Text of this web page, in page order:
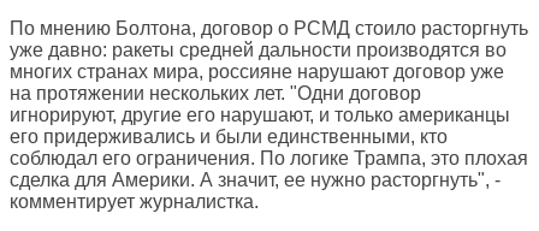
По мнению Болтона, договор о РСМД стоило расторгнуть
уже давно: ракеты средней дальности производятся во
многих странах мира, россияне нарушают договор уже
на протяжении нескольких лет. "Одни договор
игнорируют, другие его нарушают, и только американцы
его придерживались и были единственными, кто
соблюдал его ограничения. По логике Трампа, это плохая
сделка для Америки. А значит, ее нужно расторгнуть", -
комментирует журналистка.